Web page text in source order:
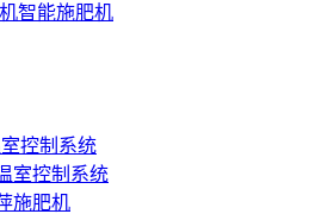
智能施肥机
控制系统
室控制系统
施肥机